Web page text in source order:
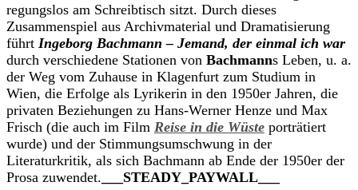
regungslos am Schreibtisch sitzt. Durch dieses
Zusammenspiel aus Archivmaterial und Dramatisierung
führt Ingeborg Bachmann – Jemand, der einmal ich war
durch verschiedene Stationen von Bachmanns Leben, u. a.
der Weg vom Zuhause in Klagenfurt zum Studium in
Wien, die Erfolge als Lyrikerin in den 1950er Jahren, die
privaten Beziehungen zu Hans-Werner Henze und Max
Frisch (die auch im Film Reise in die Wüste porträtiert
wurde) und der Stimmungsumschwung in der
Literaturkritik, als sich Bachmann ab Ende der 1950er der
Prosa zuwendet. ___STEADY_PAYWALL___